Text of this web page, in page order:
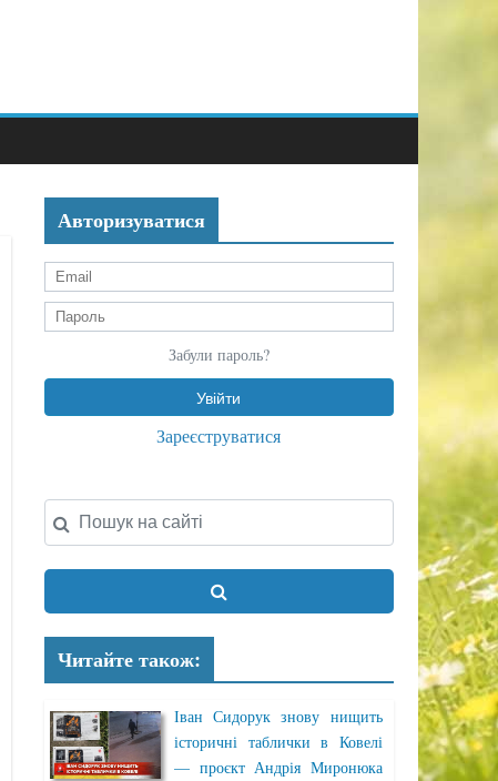
Авторизуватися
Забули пароль?
Зареєструватися
Читайте також:
Іван Сидорук знову нищить
історичні таблички в Ковелі
— проєкт Андрія Миронюка